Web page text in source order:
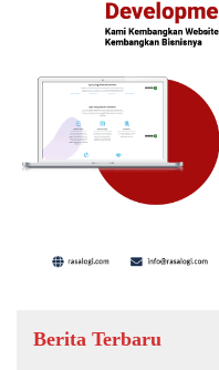
Berita Terbaru